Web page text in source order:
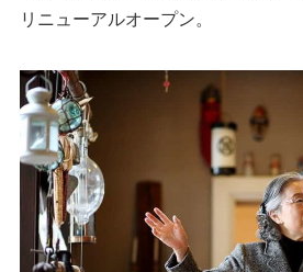
リニューアルオープン。